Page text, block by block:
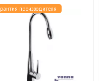
производителя